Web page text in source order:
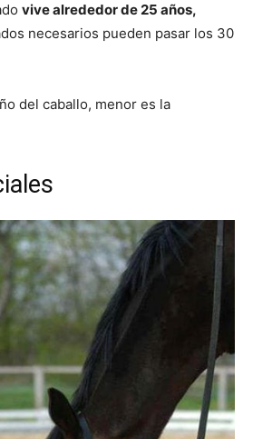
vive alrededor de 25 años,
necesarios pueden pasar los 30
del caballo, menor es la